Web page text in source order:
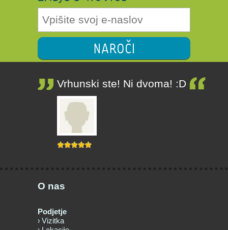
NAROČI
Vrhunski ste! Ni dvoma! :D
O nas
Podjetje
Vizitka